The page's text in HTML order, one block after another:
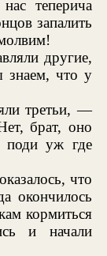
теперича
запалить
другие,
что у
третьи, —
брат, оно
поди уж где
что
окончилось
кормиться
и начали